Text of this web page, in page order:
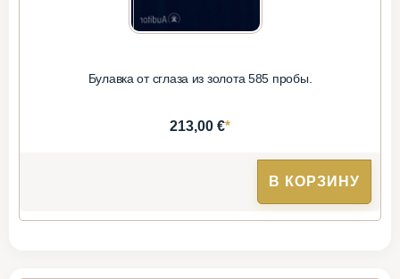
Булавка от сглаза из золота 585 пробы.
213,00 €*
В КОРЗИНУ